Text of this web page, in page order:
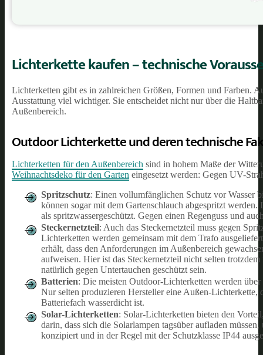
Lichterkette kaufen – technische
Lichterketten gibt es in zahlreichen Größen, Formen und Farben.
Ausstattung viel wichtiger. Sie entscheidet nicht nur über die
Außenbereich.
Outdoor Lichterkette und deren technische
Lichterketten für den Außenbereich sind in hohem Maße der
Weihnachtsdeko für den Garten eingesetzt werden: Gegen UV-
Spritzschutz: Einen vollumfänglichen Schutz vor Wasser
können sogar mit dem Gartenschlauch abgespritzt
als spritzwassergeschützt. Gegen einen Regenguss und
Steckernetzteil: Auch das Steckernetzteil muss gegen
Lichterketten werden gemeinsam mit dem Trafo
erhält, dass den Anforderungen im Außenbereich
aufweisen. Hier ist das Steckernetzteil nicht selten
natürlich gegen Untertauchen geschützt sein.
Batterien: Die meisten Outdoor-Lichterketten werden
Nur selten produzieren Hersteller eine Außen-Lichterkette,
Batteriefach wasserdicht ist.
Solar-Lichterketten: Solar-Lichterketten bieten den
darin, dass sich die Solarlampen tagsüber aufladen
konzipiert und in der Regel mit der Schutzklasse IP44